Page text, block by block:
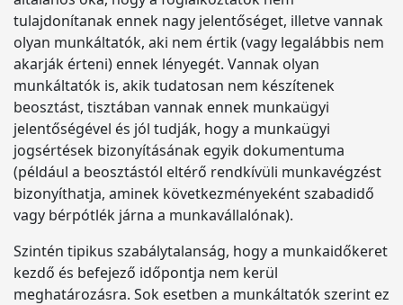
tulajdonítanak ennek nagy jelentőséget, illetve vannak
olyan munkáltatók, aki nem értik (vagy legalábbis nem
akarják érteni) ennek lényegét. Vannak olyan
munkáltatók is, akik tudatosan nem készítenek
beosztást, tisztában vannak ennek munkaügyi
jelentőségével és jól tudják, hogy a munkaügyi
jogsértések bizonyításának egyik dokumentuma
(például a beosztástól eltérő rendkívüli munkavégzést
bizonyíthatja, aminek következményeként szabadidő
vagy bérpótlék járna a munkavállalónak).
Szintén tipikus szabálytalanság, hogy a munkaidőkeret
kezdő és befejező időpontja nem kerül
meghatározásra. Sok esetben a munkáltatók szerint ez